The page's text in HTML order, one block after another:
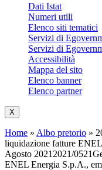
Dati Istat
Numeri utili
Elenco siti tematici
Servizi di
Servizi di
Accessibilità
Mappa del sito
Elenco banner
Elenco partner
X
Home » Albo pretorio »
liquidazione fatture
Agosto 20212021/
ENEL Energia S.p.A.,